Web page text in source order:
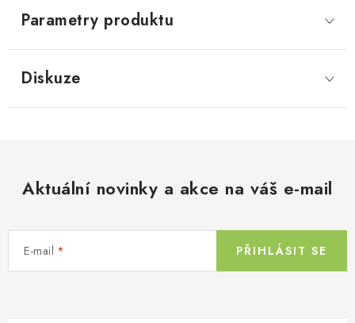
Parametry produktu
Diskuze
Aktuální novinky a akce na váš e-mail
E-mail PŘIHLÁSIT SE